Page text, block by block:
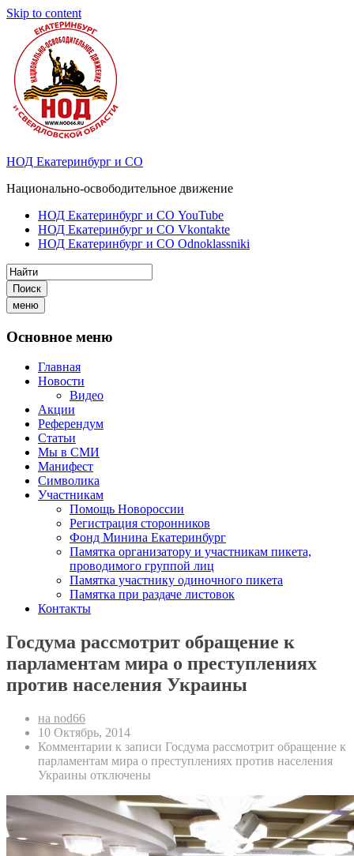
Skip to content
НОД Екатеринбург и СО
Национально-освободительное движение
НОД Екатеринбург и СО YouTube
НОД Екатеринбург и СО Vkontakte
НОД Екатеринбург и СО Odnoklassniki
Поиск
меню
Основное меню
Главная
Новости
Видео
Акции
Референдум
Статьи
Мы в СМИ
Манифест
Символика
Участникам
Помощь Новороссии
Регистрация сторонников
Фонд Минина Екатеринбург
Памятка организатору и участникам пикета,
проводимого группой лиц
Памятка участнику одиночного пикета
Памятка при раздаче листовок
Контакты
Госдума рассмотрит обращение к
парламентам мира о преступлениях
против населения Украины
на nod66
10 Октябрь, 2014
Комментарии к записи Госдума рассмотрит обращение к
парламентам мира о преступлениях против населения
Украины отключены